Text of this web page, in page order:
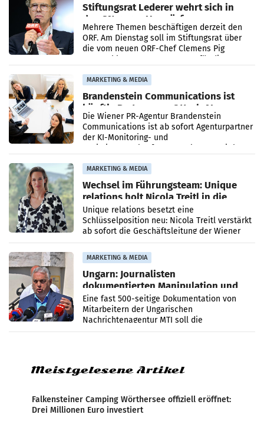
Stiftungsrat Lederer wehrt sich in
den SN gegen Vorwürfe
Mehrere Themen beschäftigen derzeit den
ORF. Am Dienstag soll im Stiftungsrat über
die vom neuen ORF-Chef Clemens Pig
vorgeschlagenen Besetzungen für die
MARKETING & MEDIA
Brandenstein Communications ist
künftig Partner von OtterlyAI
Die Wiener PR-Agentur Brandenstein
Communications ist ab sofort Agenturpartner
der KI-Monitoring- und
Optimierungsplattform OtterlyAI. Damit baut
MARKETING & MEDIA
Wechsel im Führungsteam: Unique
relations holt Nicola Treitl in die
Geschäftsleitung
Unique relations besetzt eine
Schlüsselposition neu: Nicola Treitl verstärkt
ab sofort die Geschäftsleitung der Wiener
PR-Agentur an der Seite von Josef Kalina und
Anna Kalina-Mahr.
MARKETING & MEDIA
Ungarn: Journalisten
dokumentierten Manipulation und
Zensur
Eine fast 500-seitige Dokumentation von
Mitarbeitern der Ungarischen
Nachrichtenagentur MTI soll die
systematische Nachrichten-Manipulation und
Meistgelesene Artikel
Falkensteiner Camping Wörthersee offiziell eröffnet:
Drei Millionen Euro investiert